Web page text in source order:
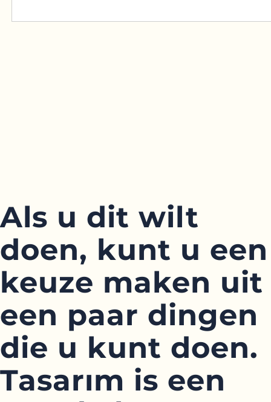
Als u dit wilt
doen, kunt u een
keuze maken uit
een paar dingen
die u kunt doen.
Tasarım is een